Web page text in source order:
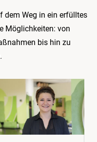
dem Weg in ein erfülltes
Möglichkeiten: von
bis hin zu